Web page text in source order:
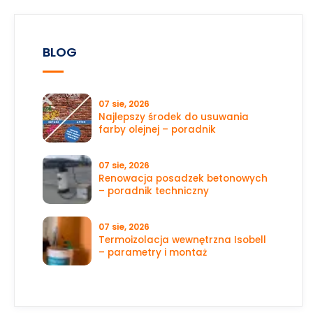
BLOG
07 sie, 2026
Najlepszy środek do usuwania
farby olejnej – poradnik
07 sie, 2026
Renowacja posadzek betonowych
– poradnik techniczny
07 sie, 2026
Termoizolacja wewnętrzna Isobell
– parametry i montaż